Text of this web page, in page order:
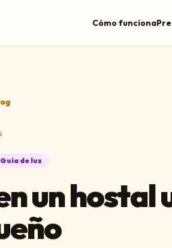
Cómo funciona
Guía de luz
un hostal